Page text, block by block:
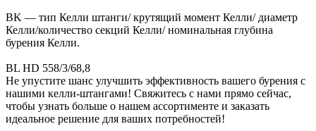
BK — тип Келли штанги/ крутящий момент Келли/ диаметр
Келли/количество секций Келли/ номинальная глубина
бурения Келли.
BL HD 558/3/68,8
Не упустите шанс улучшить эффективность вашего бурения с
нашими келли-штангами! Свяжитесь с нами прямо сейчас,
чтобы узнать больше о нашем ассортименте и заказать
идеальное решение для ваших потребностей!